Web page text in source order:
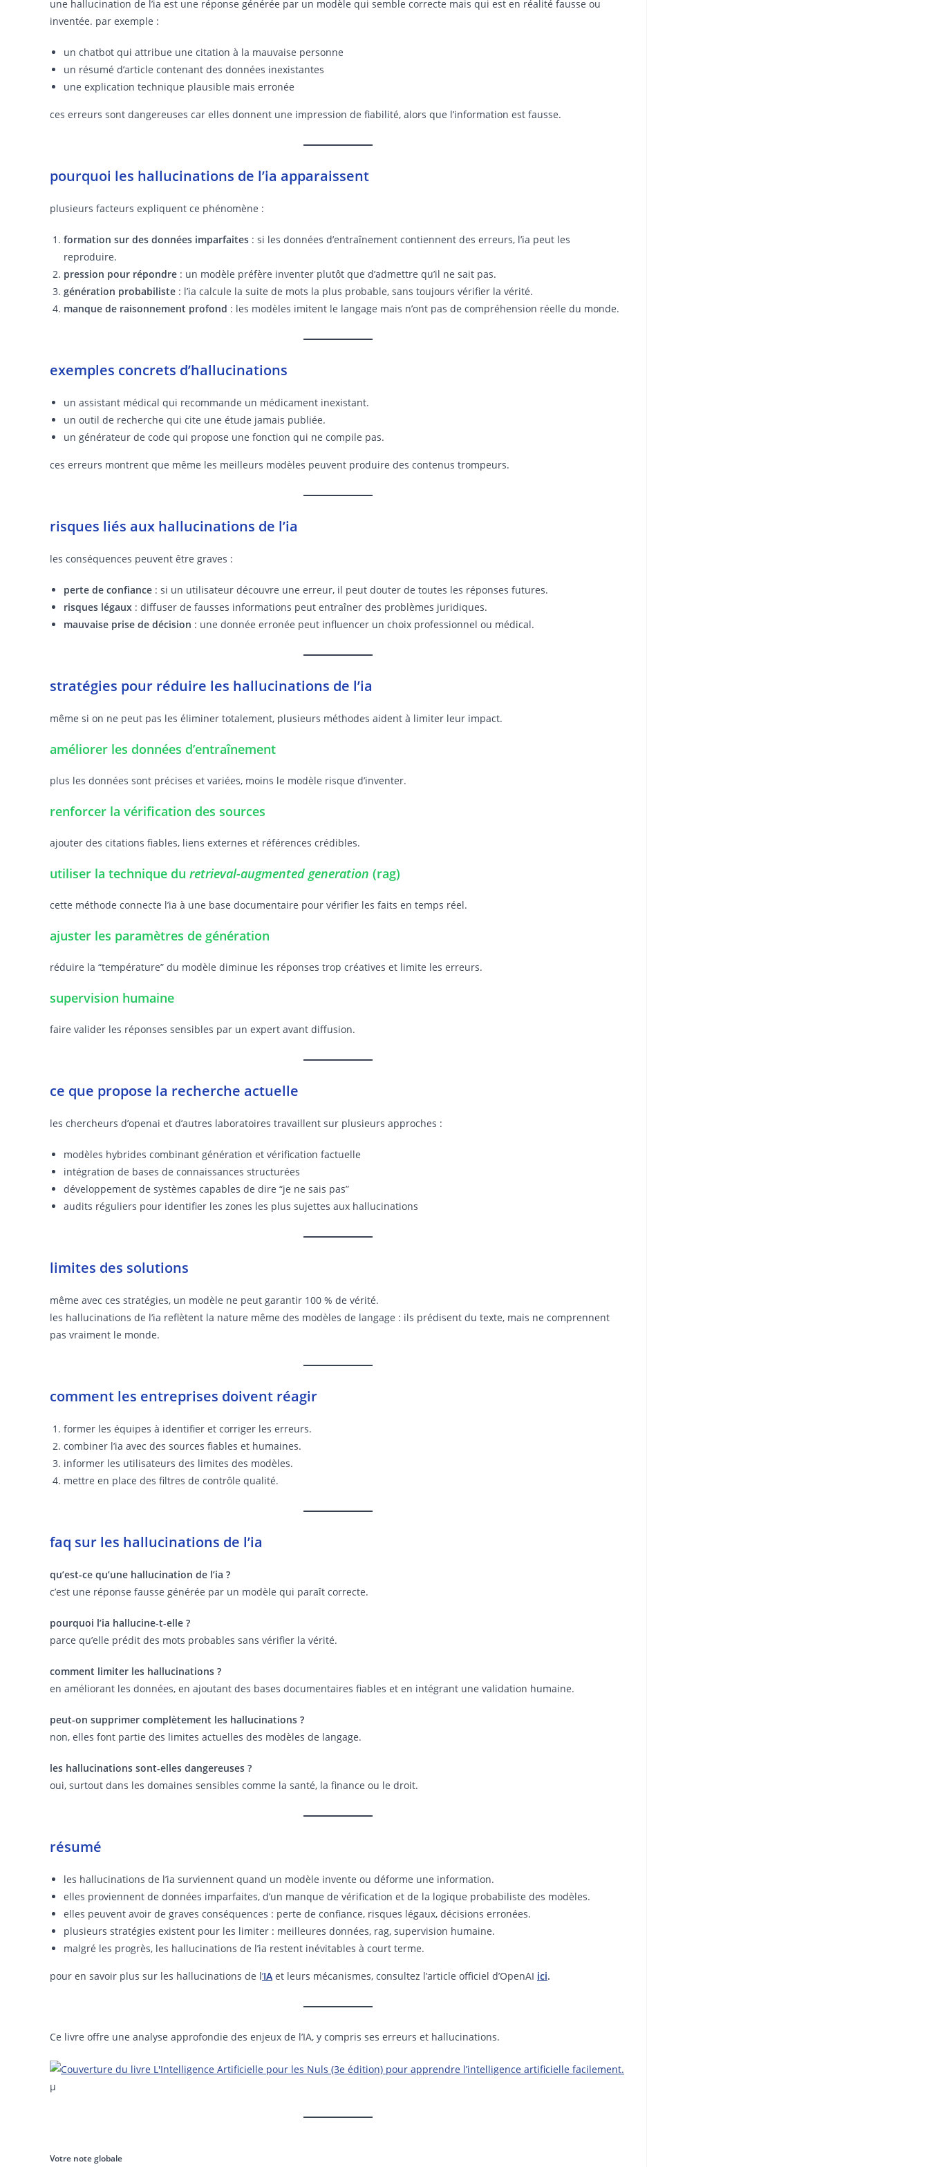
une hallucination de l’ia est une réponse générée par un modèle qui semble correcte mais qui est en réalité fausse ou
inventée. par exemple :
un chatbot qui attribue une citation à la mauvaise personne
un résumé d’article contenant des données inexistantes
une explication technique plausible mais erronée
ces erreurs sont dangereuses car elles donnent une impression de fiabilité, alors que l’information est fausse.
pourquoi les hallucinations de l’ia apparaissent
plusieurs facteurs expliquent ce phénomène :
formation sur des données imparfaites : si les données d’entraînement contiennent des erreurs, l’ia peut les
reproduire.
pression pour répondre : un modèle préfère inventer plutôt que d’admettre qu’il ne sait pas.
génération probabiliste : l’ia calcule la suite de mots la plus probable, sans toujours vérifier la vérité.
manque de raisonnement profond : les modèles imitent le langage mais n’ont pas de compréhension réelle du monde.
exemples concrets d’hallucinations
un assistant médical qui recommande un médicament inexistant.
un outil de recherche qui cite une étude jamais publiée.
un générateur de code qui propose une fonction qui ne compile pas.
ces erreurs montrent que même les meilleurs modèles peuvent produire des contenus trompeurs.
risques liés aux hallucinations de l’ia
les conséquences peuvent être graves :
perte de confiance : si un utilisateur découvre une erreur, il peut douter de toutes les réponses futures.
risques légaux : diffuser de fausses informations peut entraîner des problèmes juridiques.
mauvaise prise de décision : une donnée erronée peut influencer un choix professionnel ou médical.
stratégies pour réduire les hallucinations de l’ia
même si on ne peut pas les éliminer totalement, plusieurs méthodes aident à limiter leur impact.
améliorer les données d’entraînement
plus les données sont précises et variées, moins le modèle risque d’inventer.
renforcer la vérification des sources
ajouter des citations fiables, liens externes et références crédibles.
utiliser la technique du retrieval-augmented generation (rag)
cette méthode connecte l’ia à une base documentaire pour vérifier les faits en temps réel.
ajuster les paramètres de génération
réduire la “température” du modèle diminue les réponses trop créatives et limite les erreurs.
supervision humaine
faire valider les réponses sensibles par un expert avant diffusion.
ce que propose la recherche actuelle
les chercheurs d’openai et d’autres laboratoires travaillent sur plusieurs approches :
modèles hybrides combinant génération et vérification factuelle
intégration de bases de connaissances structurées
développement de systèmes capables de dire “je ne sais pas”
audits réguliers pour identifier les zones les plus sujettes aux hallucinations
limites des solutions
même avec ces stratégies, un modèle ne peut garantir 100 % de vérité.
les hallucinations de l’ia reflètent la nature même des modèles de langage : ils prédisent du texte, mais ne comprennent
pas vraiment le monde.
comment les entreprises doivent réagir
former les équipes à identifier et corriger les erreurs.
combiner l’ia avec des sources fiables et humaines.
informer les utilisateurs des limites des modèles.
mettre en place des filtres de contrôle qualité.
faq sur les hallucinations de l’ia
qu’est-ce qu’une hallucination de l’ia ?
c’est une réponse fausse générée par un modèle qui paraît correcte.
pourquoi l’ia hallucine-t-elle ?
parce qu’elle prédit des mots probables sans vérifier la vérité.
comment limiter les hallucinations ?
en améliorant les données, en ajoutant des bases documentaires fiables et en intégrant une validation humaine.
peut-on supprimer complètement les hallucinations ?
non, elles font partie des limites actuelles des modèles de langage.
les hallucinations sont-elles dangereuses ?
oui, surtout dans les domaines sensibles comme la santé, la finance ou le droit.
résumé
les hallucinations de l’ia surviennent quand un modèle invente ou déforme une information.
elles proviennent de données imparfaites, d’un manque de vérification et de la logique probabiliste des modèles.
elles peuvent avoir de graves conséquences : perte de confiance, risques légaux, décisions erronées.
plusieurs stratégies existent pour les limiter : meilleures données, rag, supervision humaine.
malgré les progrès, les hallucinations de l’ia restent inévitables à court terme.
pour en savoir plus sur les hallucinations de l’IA et leurs mécanismes, consultez l’article officiel d’OpenAI ici.
Ce livre offre une analyse approfondie des enjeux de l’IA, y compris ses erreurs et hallucinations.
µ
Votre note globale